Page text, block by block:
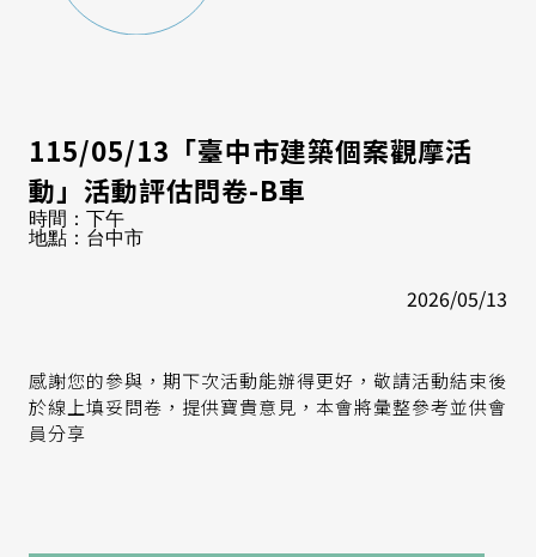
115/05/13「臺中市建築個案觀摩活
動」活動評估問卷-B車
2026/05/13
時間：下午
地點：台中市
感謝您的參與，期下次活動能辦得更好，敬請活動結束後
於線上填妥問卷，提供寶貴意見，本會將彙整參考並供會
員分享